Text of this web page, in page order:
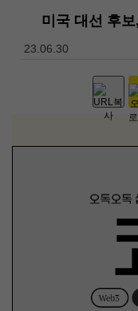
미국 대선 후
23.06.30